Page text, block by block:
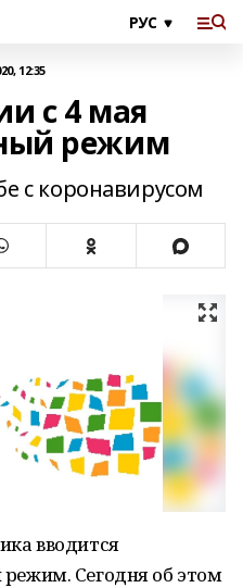
12:35
с 4 мая
режим
с коронавирусом
вводится
Сегодня об этом